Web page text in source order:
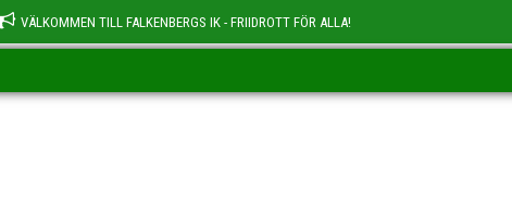
VÄLKOMMEN TILL FALKENBERGS IK - FRIIDROTT FÖR ALLA!